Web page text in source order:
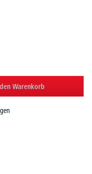
Warenkorb